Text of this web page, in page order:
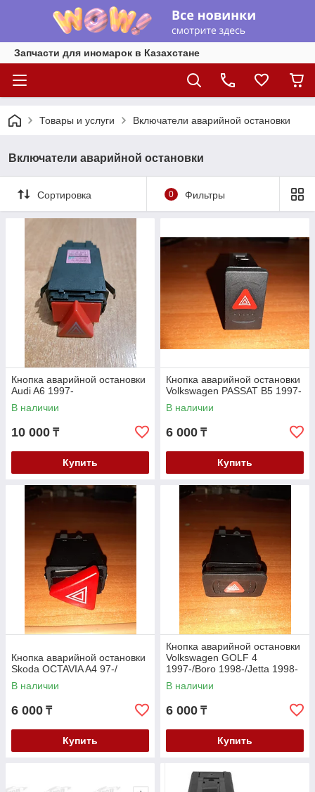
Запчасти для иномарок в Казахстане
Товары и услуги Включатели аварийной остановки
Включатели аварийной остановки
Сортировка 0 Фильтры
Кнопка аварийной остановки
Audi A6 1997-
В наличии
10 000 ₸
Купить
Кнопка аварийной остановки
Volkswagen PASSAT B5 1997-
В наличии
6 000 ₸
Купить
Кнопка аварийной остановки
Skoda OCTAVIA A4 97-/
В наличии
6 000 ₸
Купить
Кнопка аварийной остановки
Volkswagen GOLF 4
1997-/Boro 1998-/Jetta 1998-
В наличии
6 000 ₸
Купить